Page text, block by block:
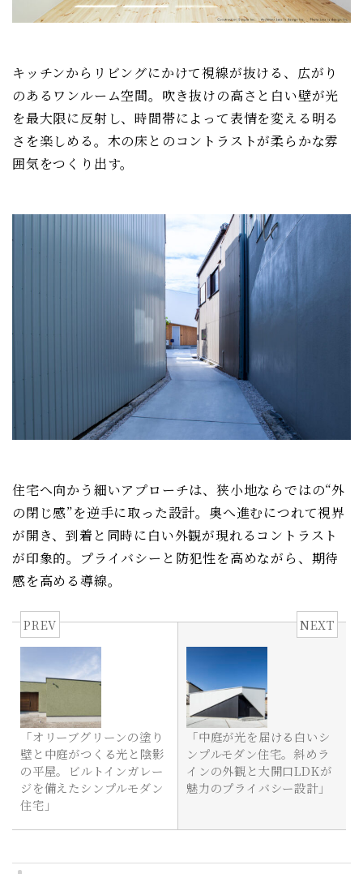
キッチンからリビングにかけて視線が抜ける、広がり
のあるワンルーム空間。吹き抜けの高さと白い壁が光
を最大限に反射し、時間帯によって表情を変える明る
さを楽しめる。木の床とのコントラストが柔らかな雰
囲気をつくり出す。
住宅へ向かう細いアプローチは、狭小地ならではの“外
の閉じ感”を逆手に取った設計。奥へ進むにつれて視界
が開き、到着と同時に白い外観が現れるコントラスト
が印象的。プライバシーと防犯性を高めながら、期待
感を高める導線。
PREV
「オリーブグリーンの塗り
壁と中庭がつくる光と陰影
の平屋。ビルトインガレー
ジを備えたシンプルモダン
住宅」
NEXT
「中庭が光を届ける白いシ
ンプルモダン住宅。斜めラ
インの外観と大開口LDKが
魅力のプライバシー設計」